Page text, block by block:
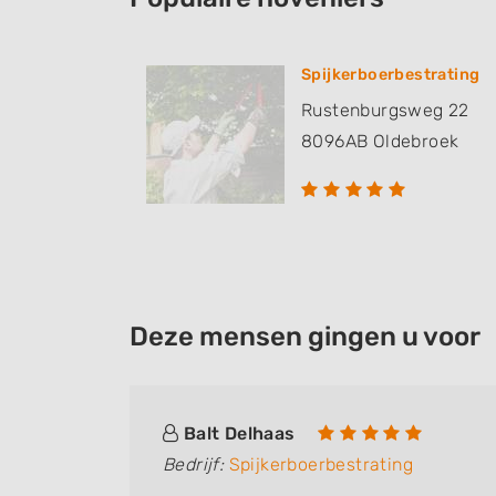
Spijkerboerbestrating
Rustenburgsweg 22
8096AB Oldebroek
Deze mensen gingen u voor
Balt Delhaas
Bedrijf: Spijkerboerbestrating